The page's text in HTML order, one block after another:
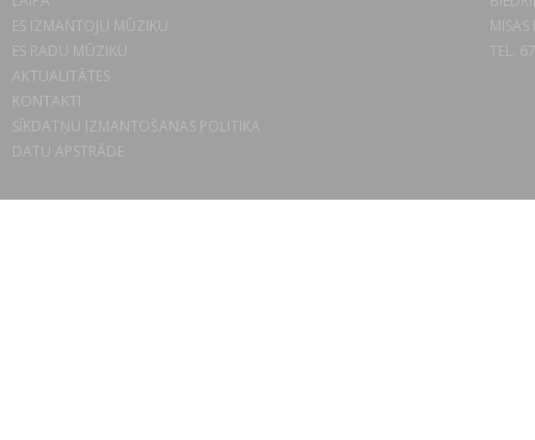
ES IZMANTOJU MŪZIKU
ES RADU MŪZIKU
AKTUALITĀTES
KONTAKTI
SĪKDATŅU IZMANTOŠANAS POLITIKA
DATU APSTRĀDE
TEL.